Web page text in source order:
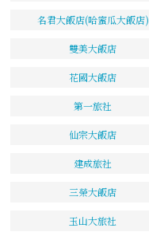
名君大飯店(哈蜜瓜大飯店)
雙美大飯店
花國大飯店
第一旅社
仙宗大飯店
建成旅社
三榮大飯店
玉山大旅社